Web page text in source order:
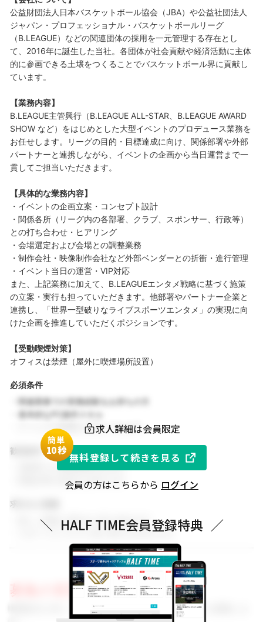
公益財団法人日本バスケットボール協会（JBA）や公益社団法人
ジャパン・プロフェッショナル・バスケットボールリーグ
（B.LEAGUE）などの関連団体の採用を一元管理する存在とし
て、2016年に誕生した当社。各団体が社会貢献や経済活動に主体
的に参画できる土壌をつくることでバスケットボール界に貢献し
ています。
【業務内容】
B.LEAGUE主管興行（B.LEAGUE ALL-STAR、B.LEAGUE AWARD
SHOW など）をはじめとした大型イベントのプロデュース業務を
お任せします。リーグの目的・目標達成に向け、関係部署や外部
パートナーと連携しながら、イベントの企画から当日運営まで一
貫してご担当いただきます。
【具体的な業務内容】
・イベントの企画立案・コンセプト設計
・関係各所（リーグ内の各部署、クラブ、スポンサー、行政等）
との打ち合わせ・ヒアリング
・会場選定および会場との調整業務
・制作会社・映像制作会社など外部ベンダーとの折衝・進行管理
・イベント当日の運営・VIP対応
また、上記業務に加えて、B.LEAGUEエンタメ戦略に基づく施策
の立案・実行も担っていただきます。他部署やパートナー企業と
連携し、「世界一型破りなライブスポーツエンタメ」の実現に向
けた企画を推進していただくポジションです。
【受動喫煙対策】
オフィスは禁煙（屋外に喫煙場所設置）
必須条件
・関連業務での実務経験をお持ちの方
・基本的なPC操作スキル
・チームでの協働を大切にできる方
歓迎条件
・同業界での就業経験がある方
・関連分野の知見をお持ちの方
求める人物像
・新しい挑戦に前向きに取り組める方
・スポーツビジネスに強い関心をお持ちの方
募集の背景
事業拡大に伴い、組織体制を強化するためのメンバーを募集しま
求人詳細は会員限定
簡単
10秒
無料登録して続きを見る
会員の方はこちらから ログイン
＼ HALF TIME会員登録特典 ／